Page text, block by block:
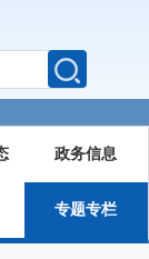
政务信息
专题专栏